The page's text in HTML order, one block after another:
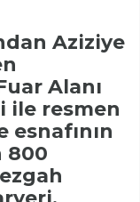
Aziziye
Alanı
ile resmen
esnafının
800